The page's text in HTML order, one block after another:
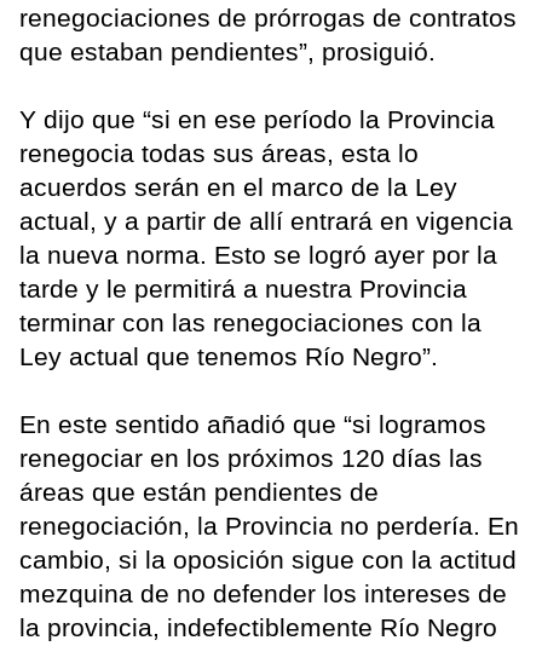
renegociaciones de prórrogas de contratos
que estaban pendientes”, prosiguió.
Y dijo que “si en ese período la Provincia
renegocia todas sus áreas, esta lo
acuerdos serán en el marco de la Ley
actual, y a partir de allí entrará en vigencia
la nueva norma. Esto se logró ayer por la
tarde y le permitirá a nuestra Provincia
terminar con las renegociaciones con la
Ley actual que tenemos Río Negro”.
En este sentido añadió que “si logramos
renegociar en los próximos 120 días las
áreas que están pendientes de
renegociación, la Provincia no perdería. En
cambio, si la oposición sigue con la actitud
mezquina de no defender los intereses de
la provincia, indefectiblemente Río Negro